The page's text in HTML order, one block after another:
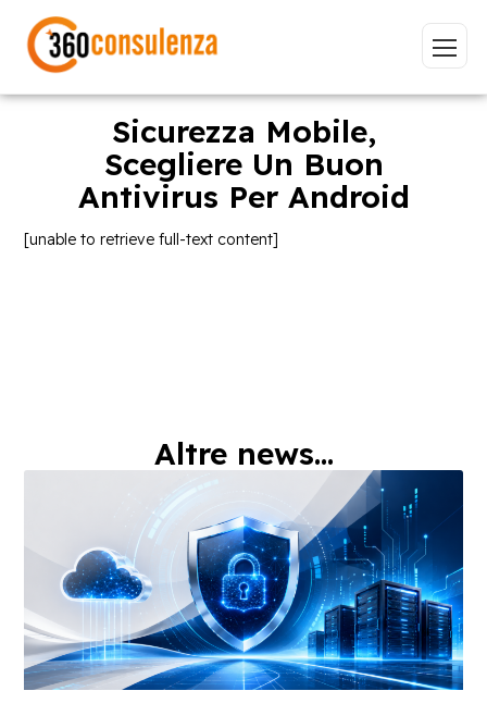
Vai
Sicurezza Mobile,
Scegliere Un Buon
Antivirus Per Android
[unable to retrieve full-text content]
Altre news...